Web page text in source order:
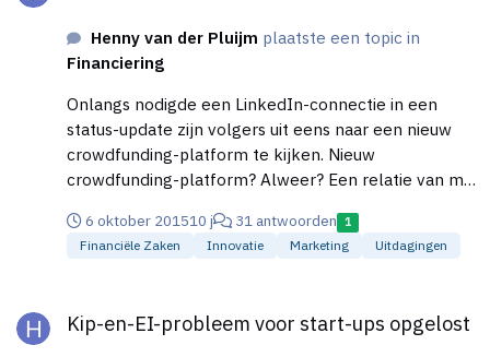
Henny van der Pluijm plaatste een topic in
Financiering
Onlangs nodigde een LinkedIn-connectie in een
status-update zijn volgers uit eens naar een nieuw
crowdfunding-platform te kijken. Nieuw
crowdfunding-platform? Alweer? Een relatie van mij
een lijst had gemaakt van inmiddels meer dan 200
crowdfunding-platforms. In 2011. Sindsdien zijn er
crowdfunding-platforms kan een land verdragen?
6 oktober 201510 j 31 antwoorden 1
Financiële Zaken Innovatie Marketing Uitdagingen
Kip-en-EI-probleem voor start-ups opgelost